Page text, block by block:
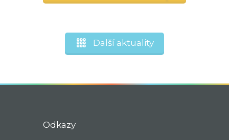
Další aktuality
Odkazy